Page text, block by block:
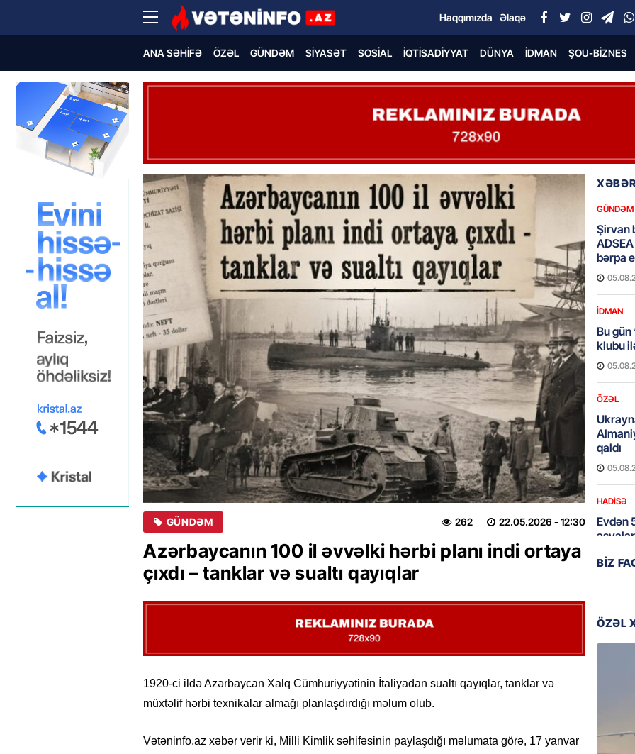
Haqqımızda Əlaqə
ANA SƏHIFƏ ÖZƏL GÜNDƏM SIYASƏT SOSIAL İQTISADIYYAT DÜNYA İDMAN ŞOU-BIZNES
GÜNDƏM 22.05.2026 - 12:30
262
Azərbaycanın 100 il əvvəlki hərbi planı indi ortaya
çıxdı – tanklar və sualtı qayıqlar
1920-ci ildə Azərbaycan Xalq Cümhuriyyətinin İtaliyadan sualtı qayıqlar, tanklar və
müxtəlif hərbi texnikalar almağı planlaşdırdığı məlum olub.
Vətəninfo.az xəbər verir ki, Milli Kimlik səhifəsinin paylaşdığı məlumata görə, 17 yanvar
GÜNDƏM
Şirvan
bərpa
İDMAN
Bu gün
klubu
ÖZƏL
qaldı
HADISƏ
Evdən
BIZ
ÖZƏL